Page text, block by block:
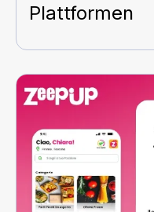
Plattformen